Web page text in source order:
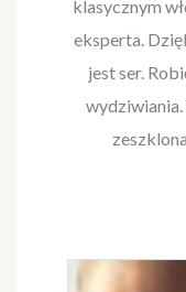
klasycznym
eksperta.
jest ser.
wydziwiania.